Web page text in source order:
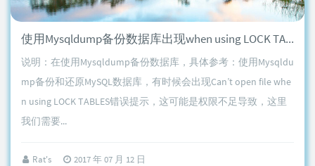
使用Mysqldump备份数据库出现when using LOCK TABLES解决方法
说明：在使用Mysqldump备份数据库，具体参考：使用Mysqldu
mp备份和还原MySQL数据库，有时候会出现Can’t open file whe
n using LOCK TABLES错误提示，这可能是权限不足导致，这里
我们需要...
Rat's 2017 年 07 月 12 日